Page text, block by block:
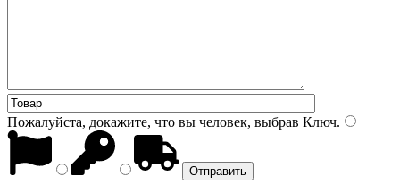
Пожалуйста, докажите, что вы человек, выбрав Ключ.